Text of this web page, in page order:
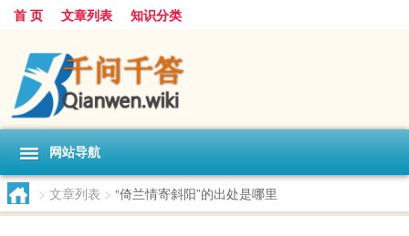
首 页 文章列表 知识分类
网站导航
> 文章列表 > “倚兰情寄斜阳”的出处是哪里